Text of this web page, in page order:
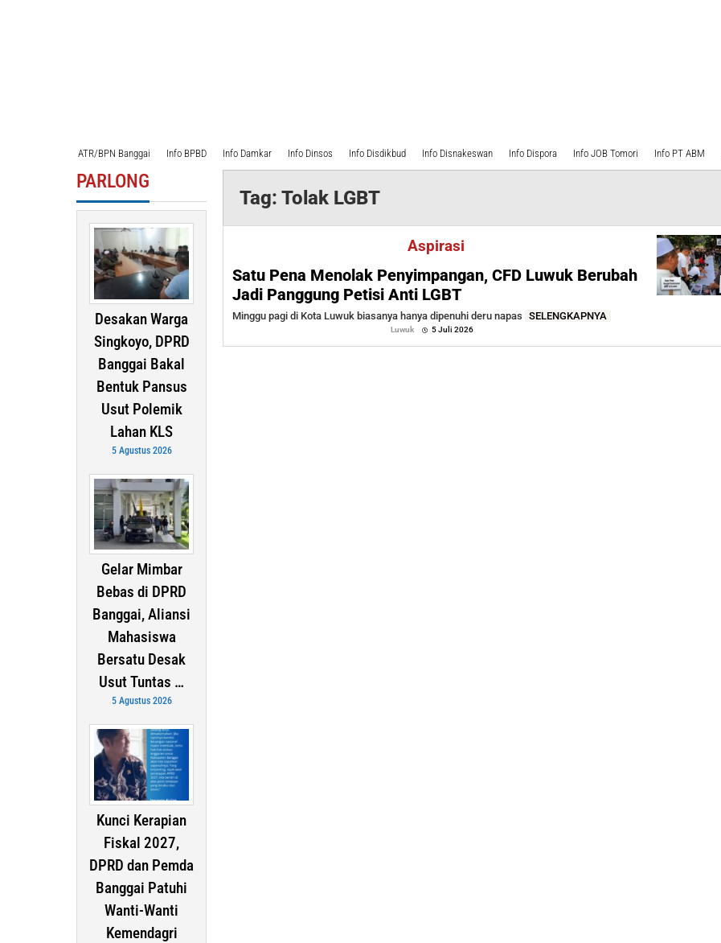
ATR/BPN Banggai Info BPBD Info Damkar Info Dinsos Info Disdikbud Info Disnakeswan Info Dispora Info JOB Tomori Info PT ABM
PARLONG
Desakan Warga
Singkoyo, DPRD
Banggai Bakal
Bentuk Pansus
Usut Polemik
Lahan KLS
5 Agustus 2026
Gelar Mimbar
Bebas di DPRD
Banggai, Aliansi
Mahasiswa
Bersatu Desak
Usut Tuntas …
5 Agustus 2026
Kunci Kerapian
Fiskal 2027,
DPRD dan Pemda
Banggai Patuhi
Wanti-Wanti
Kemendagri
Tag:Tolak LGBT
Aspirasi
Satu Pena Menolak Penyimpangan, CFD Luwuk Berubah
Jadi Panggung Petisi Anti LGBT
Minggu pagi di Kota Luwuk biasanya hanya dipenuhi deru napas SELENGKAPNYA
Luwuk 5 Juli 2026